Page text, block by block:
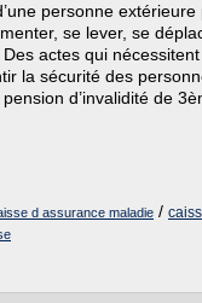
personne
se lever, se
actes qui
la sécurité des
d’invalidité de
d assurance maladie /